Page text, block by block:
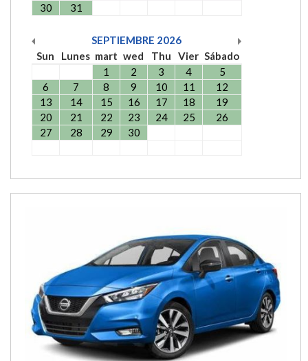
30
31
SEPTIEMBRE 2026
Sun
Lunes mart wed Thu Vier Sábado
1
2 3 4
5
6
7 8 9 10 11
12
13
14 15 16 17 18
19
20
21 22 23 24 25
26
27
28 29 30